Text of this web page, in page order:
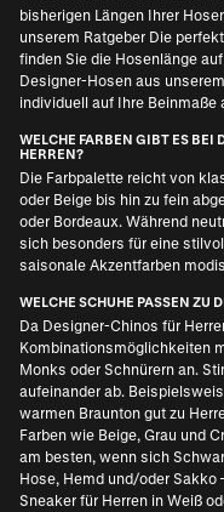
bisherigen Längen Ihrer
unserem Ratgeber Die
finden Sie die Hosenlänge
Designer-Hosen aus
individuell auf Ihre Beinmaße
WELCHE FARBEN GIBT ES BEI
HERREN?
Die Farbpalette reicht von
oder Beige bis hin zu fein
oder Bordeaux. Während
sich besonders für eine
saisonale Akzentfarben
WELCHE SCHUHE PASSEN ZU
Da Designer-Chinos für
Kombinationsmöglichkeiten
Monks oder Schnürern an.
aufeinander ab.
warmen Braunton gut zu
Farben wie Beige, Grau und
am besten, wenn sich
Hose, Hemd und/oder Sakko
Sneaker für Herren in Weiß